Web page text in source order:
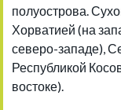
полуострова.
Хорватией (на
северо-западе),
Республикой
востоке).